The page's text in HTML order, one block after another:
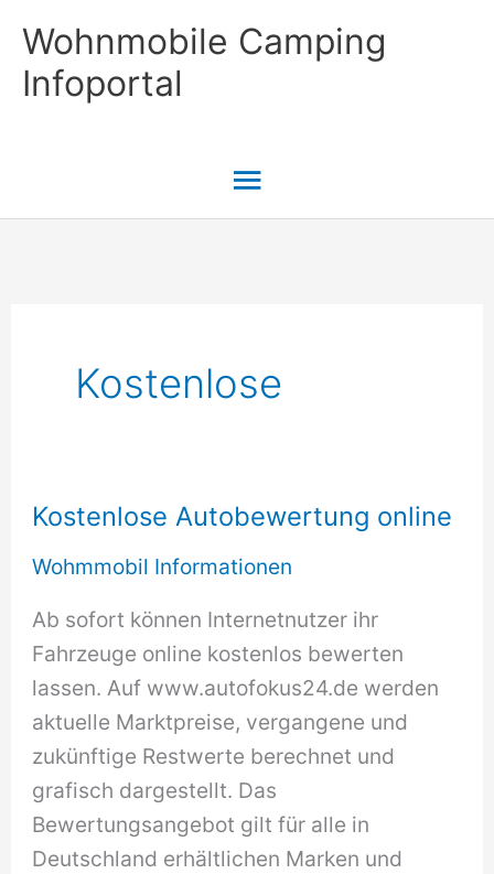
Inhalt
springen
Wohnmobile Camping
Infoportal
Hauptmenü
Kostenlose
Kostenlose Autobewertung online
Wohmmobil Informationen
Ab sofort können Internetnutzer ihr
Fahrzeuge online kostenlos bewerten
lassen. Auf www.autofokus24.de werden
aktuelle Marktpreise, vergangene und
zukünftige Restwerte berechnet und
grafisch dargestellt. Das
Bewertungsangebot gilt für alle in
Deutschland erhältlichen Marken und